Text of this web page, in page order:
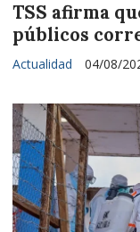
TSS afirma
públicos
Actualidad 04/08/